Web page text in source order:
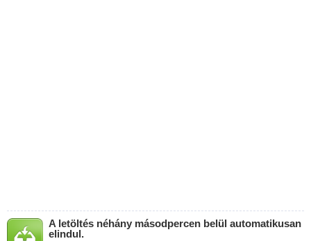
A letöltés néhány másodpercen belül automatikusan
elindul.